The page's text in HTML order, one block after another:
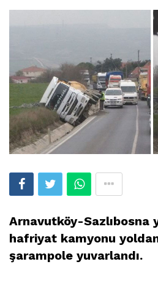
Arnavutköy-Sazlıbosna
hafriyat kamyonu
şarampole yuvarlandı.